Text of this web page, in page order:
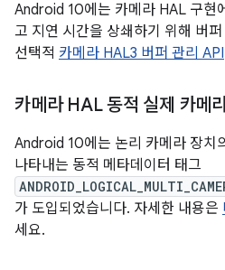
Android 10에는 카메라 HAL 구현
고 지연 시간을 상쇄하기 위해 버
선택적 카메라 HAL3 버퍼 관리 API
카메라 HAL 동적 실제 카메
Android 10에는 논리 카메라 장치
나타내는 동적 메타데이터 태그
가 도입되었습니다. 자세한 내용은
세요.